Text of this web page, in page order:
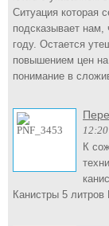
Ситуация которая
подсказывает
году. Остается
повышением цен
понимание в
К
Канистры 5